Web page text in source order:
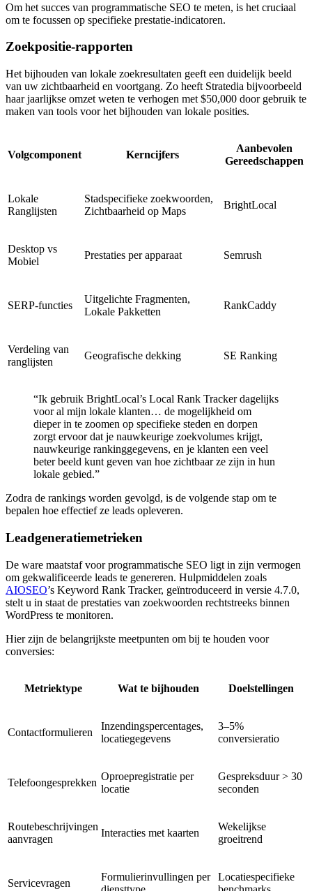
Om het succes van programmatische SEO te meten, is het cruciaal
om te focussen op specifieke prestatie-indicatoren.
Zoekpositie-rapporten
Het bijhouden van lokale zoekresultaten geeft een duidelijk beeld
van uw zichtbaarheid en voortgang. Zo heeft Stratedia bijvoorbeeld
haar jaarlijkse omzet weten te verhogen met $50,000 door gebruik te
maken van tools voor het bijhouden van lokale posities.
Volgcomponent Kerncijfers
Aanbevolen
Gereedschappen
Lokale
Ranglijsten
Stadspecifieke zoekwoorden,
Zichtbaarheid op Maps
BrightLocal
Desktop vs
Mobiel
Prestaties per apparaat Semrush
SERP-functies
Uitgelichte Fragmenten,
Lokale Pakketten
RankCaddy
Verdeling van
ranglijsten
Geografische dekking SE Ranking
“Ik gebruik BrightLocal’s Local Rank Tracker dagelijks
voor al mijn lokale klanten… de mogelijkheid om
dieper in te zoomen op specifieke steden en dorpen
zorgt ervoor dat je nauwkeurige zoekvolumes krijgt,
nauwkeurige rankinggegevens, en je klanten een veel
beter beeld kunt geven van hoe zichtbaar ze zijn in hun
lokale gebied.”
Zodra de rankings worden gevolgd, is de volgende stap om te
bepalen hoe effectief ze leads opleveren.
Leadgeneratiemetrieken
De ware maatstaf voor programmatische SEO ligt in zijn vermogen
om gekwalificeerde leads te genereren. Hulpmiddelen zoals
AIOSEO’s Keyword Rank Tracker, geïntroduceerd in versie 4.7.0,
stelt u in staat de prestaties van zoekwoorden rechtstreeks binnen
WordPress te monitoren.
Hier zijn de belangrijkste meetpunten om bij te houden voor
conversies:
Metriektype Wat te bijhouden Doelstellingen
Contactformulieren
Inzendingspercentages,
locatiegegevens
3–5%
conversieratio
Telefoongesprekken
Oproepregistratie per
locatie
Gespreksduur > 30
seconden
Routebeschrijvingen
aanvragen
Interacties met kaarten
Wekelijkse
groeitrend
Servicevragen
Formulierinvullingen per
Locatiespecifieke